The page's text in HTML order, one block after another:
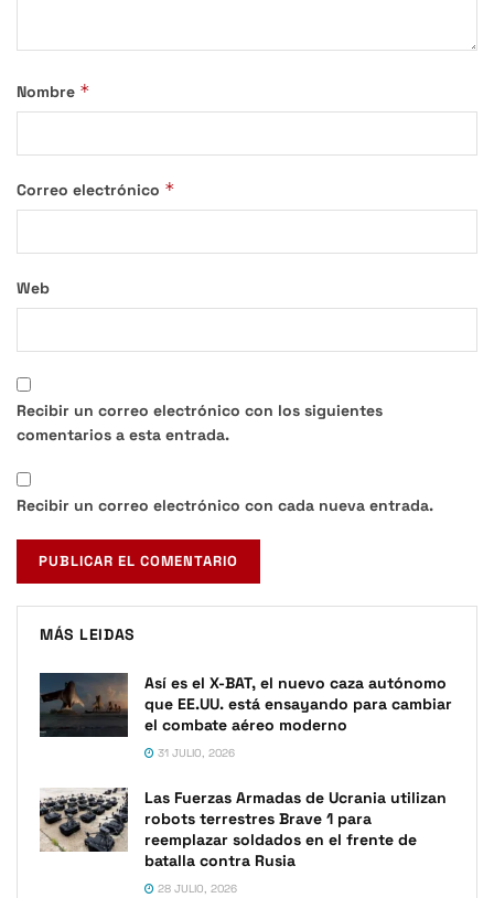
Nombre *
Correo electrónico *
Web
Recibir un correo electrónico con los siguientes
comentarios a esta entrada.
Recibir un correo electrónico con cada nueva entrada.
MÁS LEIDAS
Así es el X-BAT, el nuevo caza autónomo
que EE.UU. está ensayando para cambiar
el combate aéreo moderno
31 JULIO, 2026
Las Fuerzas Armadas de Ucrania utilizan
robots terrestres Brave 1 para
reemplazar soldados en el frente de
batalla contra Rusia
28 JULIO, 2026